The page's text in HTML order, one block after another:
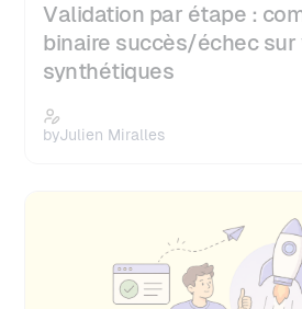
Validation par étape :
binaire succès/échec sur
synthétiques
byJulien Miralles